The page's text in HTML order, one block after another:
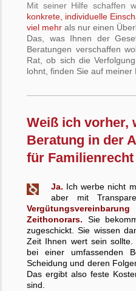
Mit seiner Hilfe schaffen
konkrete, individuelle
viel mehr als nur einen
Das, was Ihnen der
Beratungen verschaffen
Rat, ob sich die
lohnt, finden Sie auf meiner
Weiß ich vorher,
Beratung in der
für
Ja. Ich werbe nicht
aber mit
Zeithonorars.
Sie
zugeschickt. Sie wissen
Zeit Ihnen wert sein
bei einer umfassenden
Scheidung und deren
Das ergibt also feste
sind.